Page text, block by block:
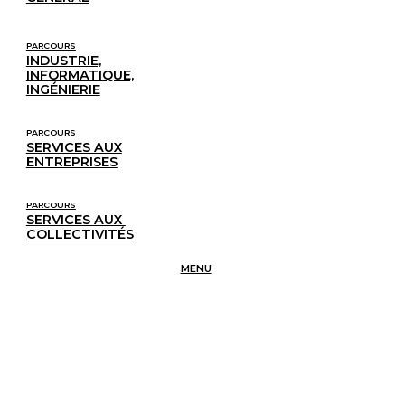
PARCOURS
INDUSTRIE,
INFORMATIQUE,
INGÉNIERIE
PARCOURS
SERVICES AUX
ENTREPRISES
PARCOURS
SERVICES AUX
COLLECTIVITÉS
MENU